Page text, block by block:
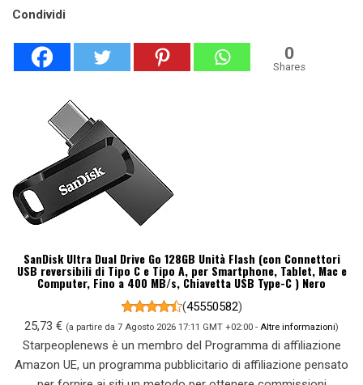
Condividi
0
Shares
SanDisk Ultra Dual Drive Go 128GB Unità Flash (con Connettori
USB reversibili di Tipo C e Tipo A, per Smartphone, Tablet, Mac e
Computer, Fino a 400 MB/s, Chiavetta USB Type-C ) Nero
(45550582)
25,73 € (a partire da 7 Agosto 2026 17:11 GMT +02:00 - Altre informazioni)
Starpeoplenews è un membro del Programma di affiliazione
Amazon UE, un programma pubblicitario di affiliazione pensato